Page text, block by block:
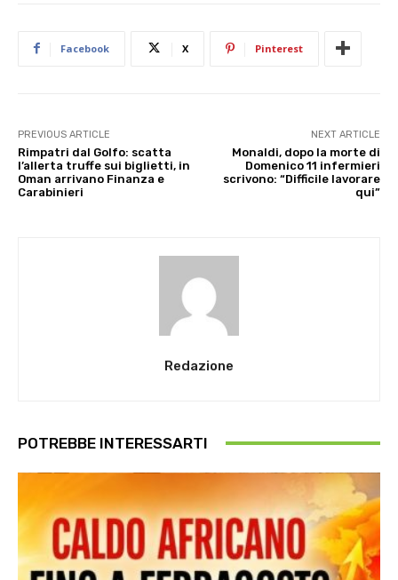
Facebook X Pinterest
PREVIOUS ARTICLE
Rimpatri dal Golfo: scatta
l’allerta truffe sui biglietti, in
Oman arrivano Finanza e
Carabinieri
NEXT ARTICLE
Monaldi, dopo la morte di
Domenico 11 infermieri
scrivono: “Difficile lavorare
qui”
Redazione
POTREBBE INTERESSARTI